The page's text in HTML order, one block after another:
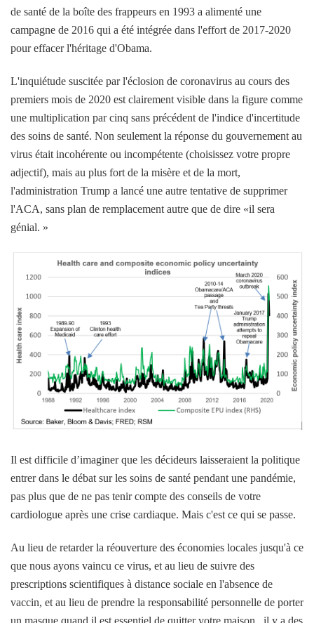
de santé de la boîte des frappeurs en 1993 a alimenté une
campagne de 2016 qui a été intégrée dans l'effort de 2017-2020
pour effacer l'héritage d'Obama.
L'inquiétude suscitée par l'éclosion de coronavirus au cours des
premiers mois de 2020 est clairement visible dans la figure comme
une multiplication par cinq sans précédent de l'indice d'incertitude
des soins de santé. Non seulement la réponse du gouvernement au
virus était incohérente ou incompétente (choisissez votre propre
adjectif), mais au plus fort de la misère et de la mort,
l'administration Trump a lancé une autre tentative de supprimer
l'ACA, sans plan de remplacement autre que de dire «il sera
génial. »
Il est difficile d’imaginer que les décideurs laisseraient la politique
entrer dans le débat sur les soins de santé pendant une pandémie,
pas plus que de ne pas tenir compte des conseils de votre
cardiologue après une crise cardiaque. Mais c'est ce qui se passe.
Au lieu de retarder la réouverture des économies locales jusqu'à ce
que nous ayons vaincu ce virus, et au lieu de suivre des
prescriptions scientifiques à distance sociale en l'absence de
vaccin, et au lieu de prendre la responsabilité personnelle de porter
un masque quand il est essentiel de quitter votre maison , il y a des